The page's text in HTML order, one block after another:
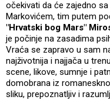
očekivati da će zajedno
Markovićem, tim putem
"Hrvatski bog Mars"
je počinje na zasadima
Vraća se zapravo u sam
najživotnija i najjača u
scene, likove, sumnje i
domobrana iz
sliku, prepoznatljiv i